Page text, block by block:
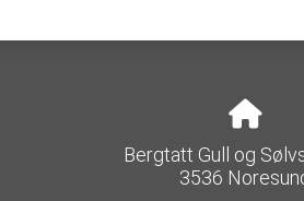
Bergtatt Gull og
3536